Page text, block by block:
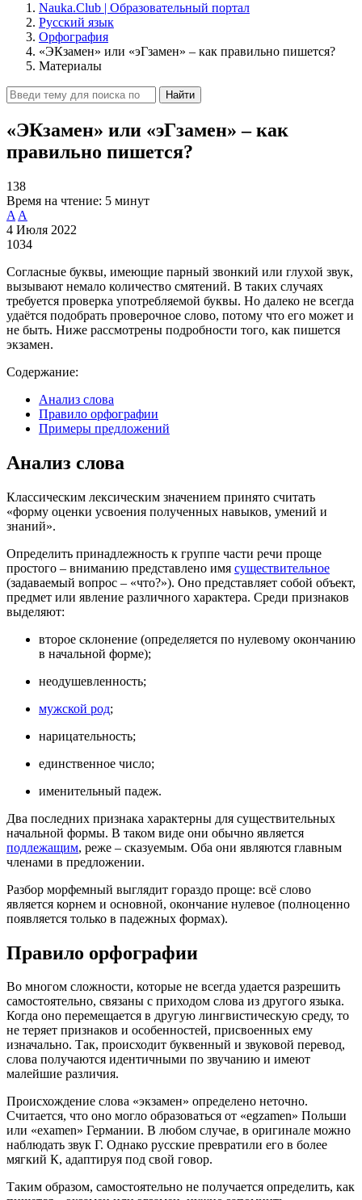
Nauka.Club | Образовательный портал
Русский язык
Орфография
«ЭКзамен» или «эГзамен» – как правильно пишется?
Материалы
Найти
«ЭКзамен» или «эГзамен» – как
правильно пишется?
138
Время на чтение: 5 минут
A A
4 Июля 2022
1034
Согласные буквы, имеющие парный звонкий или глухой звук,
вызывают немало количество смятений. В таких случаях
требуется проверка употребляемой буквы. Но далеко не всегда
удаётся подобрать проверочное слово, потому что его может и
не быть. Ниже рассмотрены подробности того, как пишется
экзамен.
Содержание:
Анализ слова
Правило орфографии
Примеры предложений
Анализ слова
Классическим лексическим значением принято считать
«форму оценки усвоения полученных навыков, умений и
знаний».
Определить принадлежность к группе части речи проще
простого – вниманию представлено имя существительное
(задаваемый вопрос – «что?»). Оно представляет собой объект,
предмет или явление различного характера. Среди признаков
выделяют:
второе склонение (определяется по нулевому окончанию
в начальной форме);
неодушевленность;
мужской род;
нарицательность;
единственное число;
именительный падеж.
Два последних признака характерны для существительных
начальной формы. В таком виде они обычно является
подлежащим, реже – сказуемым. Оба они являются главным
членами в предложении.
Разбор морфемный выглядит гораздо проще: всё слово
является корнем и основной, окончание нулевое (полноценно
появляется только в падежных формах).
Правило орфографии
Во многом сложности, которые не всегда удается разрешить
самостоятельно, связаны с приходом слова из другого языка.
Когда оно перемещается в другую лингвистическую среду, то
не теряет признаков и особенностей, присвоенных ему
изначально. Так, происходит буквенный и звуковой перевод,
слова получаются идентичными по звучанию и имеют
малейшие различия.
Происхождение слова «экзамен» определено неточно.
Считается, что оно могло образоваться от «egzamen» Польши
или «examen» Германии. В любом случае, в оригинале можно
наблюдать звук Г. Однако русские превратили его в более
мягкий К, адаптируя под свой говор.
Таким образом, самостоятельно не получается определить, как